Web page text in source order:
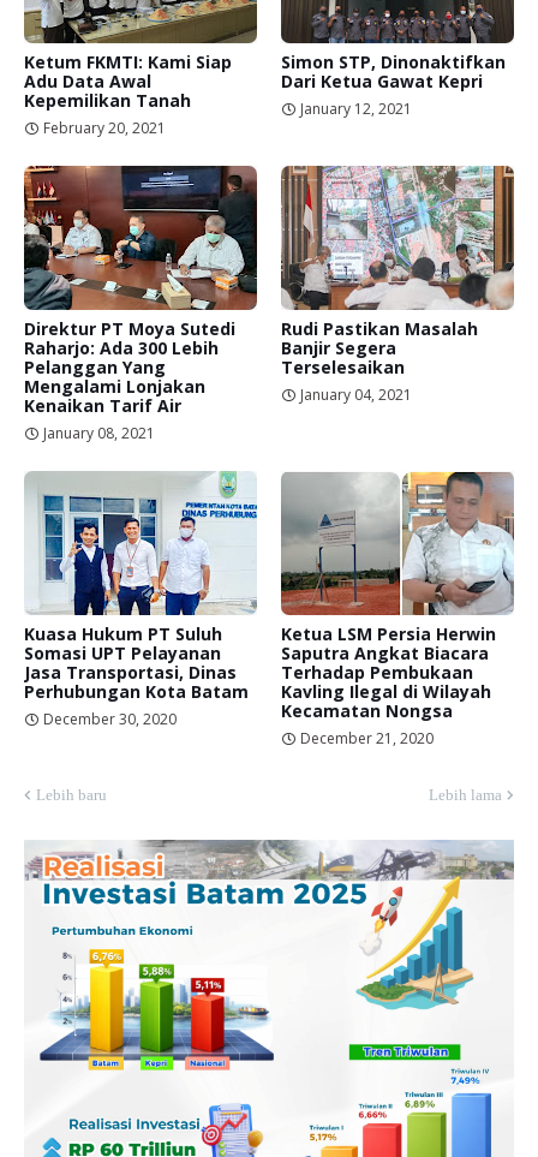
Ketum FKMTI: Kami Siap
Adu Data Awal
Kepemilikan Tanah
February 20, 2021
Simon STP, Dinonaktifkan
Dari Ketua Gawat Kepri
January 12, 2021
Direktur PT Moya Sutedi
Raharjo: Ada 300 Lebih
Pelanggan Yang
Mengalami Lonjakan
Kenaikan Tarif Air
January 08, 2021
Rudi Pastikan Masalah
Banjir Segera
Terselesaikan
January 04, 2021
Kuasa Hukum PT Suluh
Somasi UPT Pelayanan
Jasa Transportasi, Dinas
Perhubungan Kota Batam
December 30, 2020
Ketua LSM Persia Herwin
Saputra Angkat Biacara
Terhadap Pembukaan
Kavling Ilegal di Wilayah
Kecamatan Nongsa
December 21, 2020
Lebih baru Lebih lama